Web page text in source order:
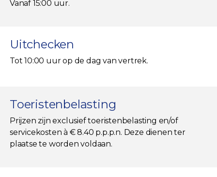
Vanaf 15:00 uur.
Uitchecken
Tot 10:00 uur op de dag van vertrek.
Toeristenbelasting
Prijzen zijn exclusief toeristenbelasting en/of
servicekosten à € 8.40 p.p.p.n. Deze dienen ter
plaatse te worden voldaan.